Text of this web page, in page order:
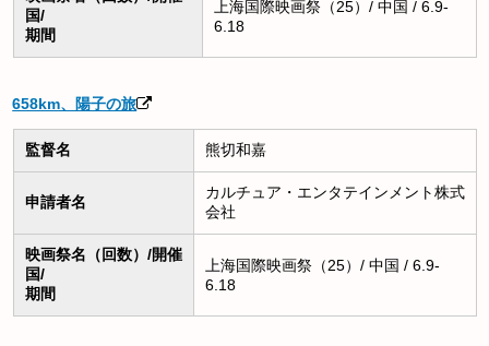
国/
期間
上海国際映画祭（25）/ 中国 / 6.9-
6.18
658km、陽子の旅
監督名 熊切和嘉
申請者名
カルチュア・エンタテインメント株式
会社
映画祭名（回数）/開催
国/
期間
上海国際映画祭（25）/ 中国 / 6.9-
6.18